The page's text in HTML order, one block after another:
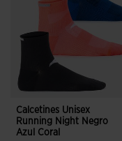
Calcetines Unisex
Running Night Negro
Azul Coral